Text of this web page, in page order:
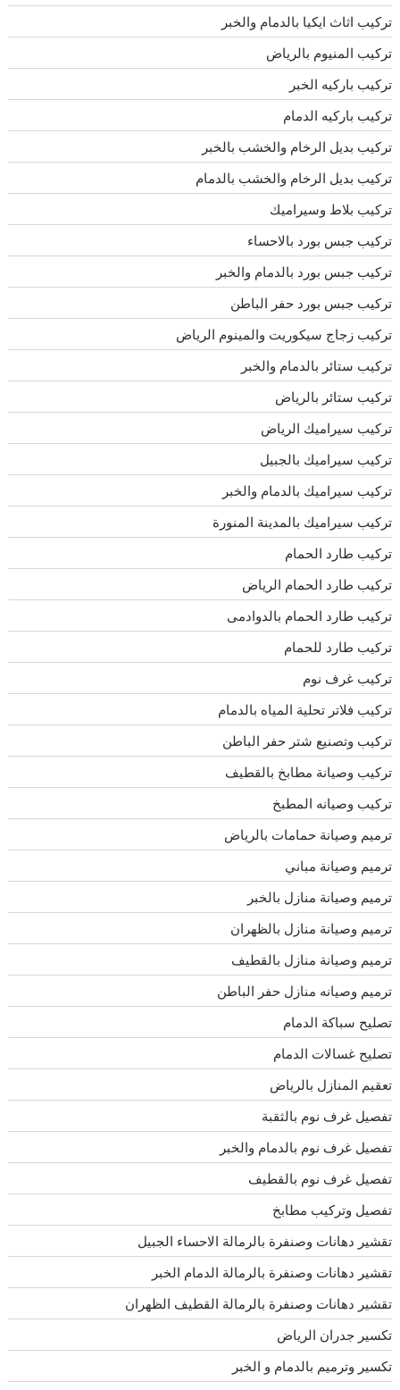
تركيب اثاث ايكيا بالدمام والخبر
تركيب المنيوم بالرياض
تركيب باركيه الخبر
تركيب باركيه الدمام
تركيب بديل الرخام والخشب بالخبر
تركيب بديل الرخام والخشب بالدمام
تركيب بلاط وسيراميك
تركيب جبس بورد بالاحساء
تركيب جبس بورد بالدمام والخبر
تركيب جبس بورد حفر الباطن
تركيب زجاج سيكوريت والمينوم الرياض
تركيب ستائر بالدمام والخبر
تركيب ستائر بالرياض
تركيب سيراميك الرياض
تركيب سيراميك بالجبيل
تركيب سيراميك بالدمام والخبر
تركيب سيراميك بالمدينة المنورة
تركيب طارد الحمام
تركيب طارد الحمام الرياض
تركيب طارد الحمام بالدوادمى
تركيب طارد للحمام
تركيب غرف نوم
تركيب فلاتر تحلية المياه بالدمام
تركيب وتصنيع شتر حفر الباطن
تركيب وصيانة مطابخ بالقطيف
تركيب وصيانه المطبخ
ترميم وصيانة حمامات بالرياض
ترميم وصيانة مباني
ترميم وصيانة منازل بالخبر
ترميم وصيانة منازل بالظهران
ترميم وصيانة منازل بالقطيف
ترميم وصيانه منازل حفر الباطن
تصليح سباكة الدمام
تصليح غسالات الدمام
تعقيم المنازل بالرياض
تفصيل غرف نوم بالثقبة
تفصيل غرف نوم بالدمام والخبر
تفصيل غرف نوم بالقطيف
تفصيل وتركيب مطابخ
تقشير دهانات وصنفرة بالرمالة الاحساء الجبيل
تقشير دهانات وصنفرة بالرمالة الدمام الخبر
تقشير دهانات وصنفرة بالرمالة القطيف الظهران
تكسير جدران الرياض
تكسير وترميم بالدمام و الخبر